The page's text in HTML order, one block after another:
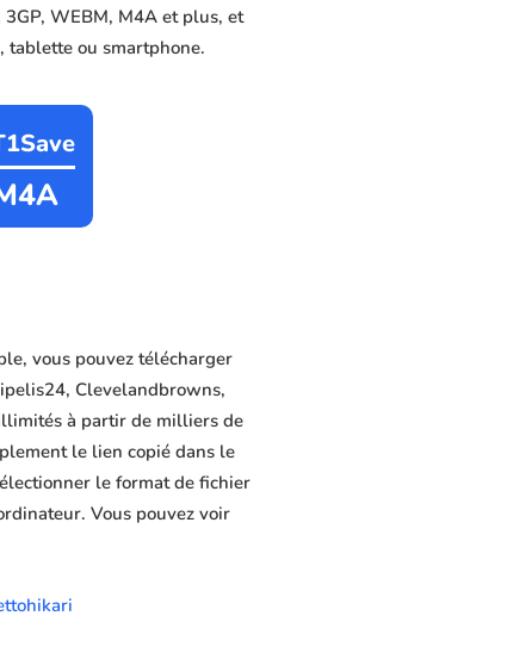
WEBM, M4A et plus, et
tablette ou smartphone.
vous pouvez télécharger
Clevelandbrowns,
à partir de milliers de
le lien copié dans le
le format de fichier
Vous pouvez voir